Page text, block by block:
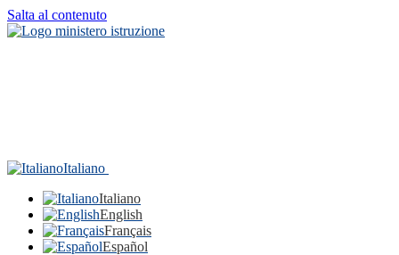
Salta al contenuto
Italiano
Italiano
English
Français
Español